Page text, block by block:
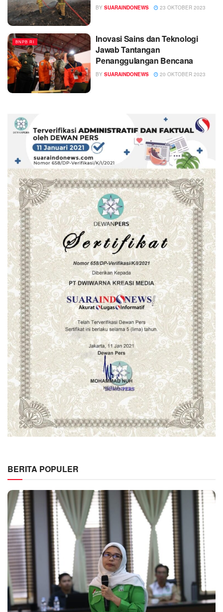
BY SUARAINDONEWS 23 OKTOBER 2023
BNPB RI
Inovasi Sains dan Teknologi
Jawab Tantangan
Penanggulangan Bencana
BY SUARAINDONEWS 20 OKTOBER 2023
BERITA POPULER